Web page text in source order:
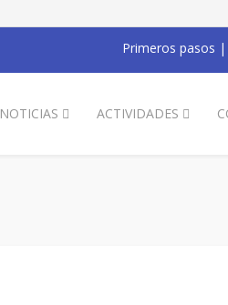
Primeros pasos |
NOTICIAS ACTIVIDADES